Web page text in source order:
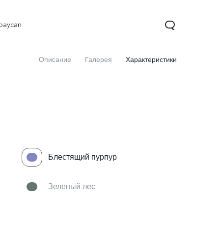
Описание Галерея Характеристики
Блестящий пурпур
Зеленый лес